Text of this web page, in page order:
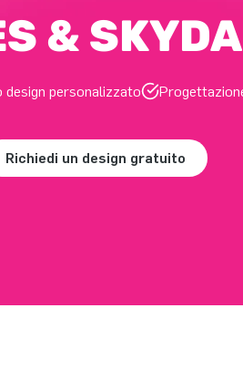
&
design personalizzato
Richiedi un design gratuito